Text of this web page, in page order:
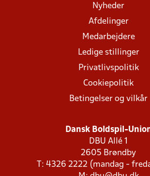
Nyheder
Afdelinger
Medarbejdere
Ledige stillinger
Privatlivspolitik
Cookiepolitik
Betingelser og vilkår
Dansk Boldspil-
DBU Allé 1
2605 Brøndby
T: 4326 2222 (mandag -